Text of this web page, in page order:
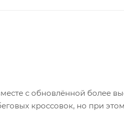
с обновлённой более
кроссовок, но при